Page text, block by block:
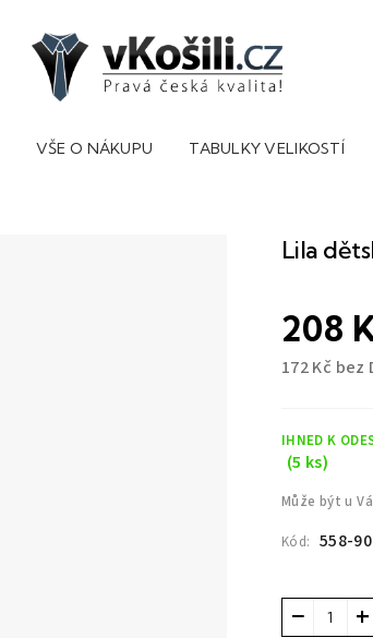
VŠE O NÁKUPU TABULKY VELIKOSTÍ
Lila
208
172 Kč bez
IHNED K
(5 ks)
Může být u
Kód: 558-
+
−